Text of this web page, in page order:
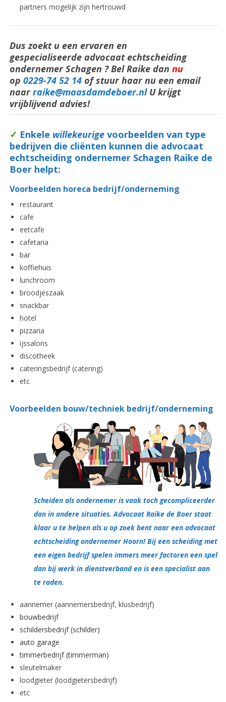
partners mogelijk zijn hertrouwd
Dus zoekt u een ervaren en
gespecialiseerde advocaat echtscheiding
ondernemer Schagen ? Bel Raike dan nu
op 0229-74 52 14 of stuur haar nu een email
naar raike@maasdamdeboer.nl U krijgt
vrijblijvend advies!
✓ Enkele willekeurigevoorbeelden van type
bedrijven die cliënten kunnen die advocaat
echtscheiding ondernemer Schagen Raike de
Boer helpt:
Voorbeelden horeca bedrijf/onderneming
restaurant
cafe
eetcafe
cafetaria
bar
koffiehuis
lunchroom
broodjeszaak
snackbar
hotel
pizzaria
ijssalons
discotheek
cateringsbedrijf (catering)
etc
Voorbeelden bouw/techniek bedrijf/onderneming
Scheiden als ondernemer is vaak toch gecompliceerder
dan in andere situaties. Advocaat Raike de Boer staat
klaar u te helpen als u op zoek bent naar een advocaat
echtscheiding ondernemer Hoorn! Bij een scheiding met
een eigen bedrijf spelen immers meer factoren een spel
dan bij werk in dienstverband en is een specialist aan
te raden.
aannemer (aannemersbedrijf, klusbedrijf)
bouwbedrijf
schildersbedrijf (schilder)
auto garage
timmerbedrijf (timmerman)
sleutelmaker
loodgieter (loodgietersbedrijf)
etc